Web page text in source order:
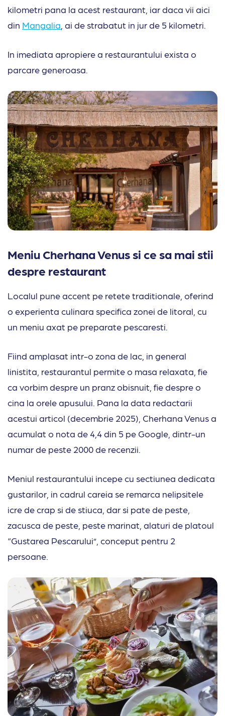
kilometri pana la acest restaurant, iar daca vii aici
din Mangalia , ai de strabatut in jur de 5 kilometri.
In imediata apropiere a restaurantului exista o
parcare generoasa.
Meniu Cherhana Venus si ce sa mai stii
despre restaurant
Localul pune accent pe retete traditionale, oferind
o experienta culinara specifica zonei de litoral, cu
un meniu axat pe preparate pescaresti.
Fiind amplasat intr-o zona de lac, in general
linistita, restaurantul permite o masa relaxata, fie
ca vorbim despre un pranz obisnuit, fie despre o
cina la orele apusului. Pana la data redactarii
acestui articol (decembrie 2025), Cherhana Venus a
acumulat o nota de 4,4 din 5 pe Google, dintr-un
numar de peste 2000 de recenzii.
Meniul restaurantului incepe cu sectiunea dedicata
gustarilor, in cadrul careia se remarca nelipsitele
icre de crap si de stiuca, dar si pate de peste,
zacusca de peste, peste marinat, alaturi de platoul
“Gustarea Pescarului”, conceput pentru 2
persoane.